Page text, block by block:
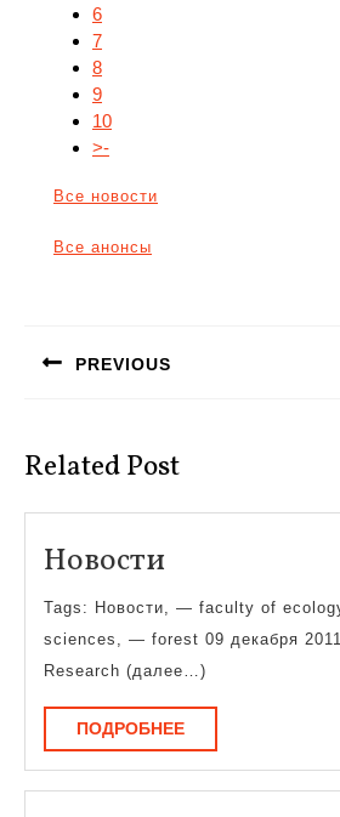
6
7
8
9
10
>-
Все новости
Все анонсы
записям
PREVIOUS
Related Post
Новости
Tags: Новости, — faculty of
sciences, — forest 09 декабря
Research (далее…)
ПОДРОБНЕЕПОДРОБНЕЕ